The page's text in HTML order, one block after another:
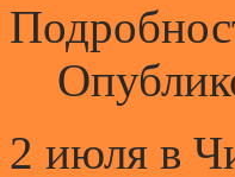
2 июля в